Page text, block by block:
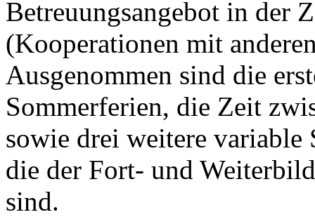
Betreuungsangebot in der
(Kooperationen mit
Ausgenommen sind die
Sommerferien, die Zeit
sowie drei weitere variable
die der Fort- und
sind.